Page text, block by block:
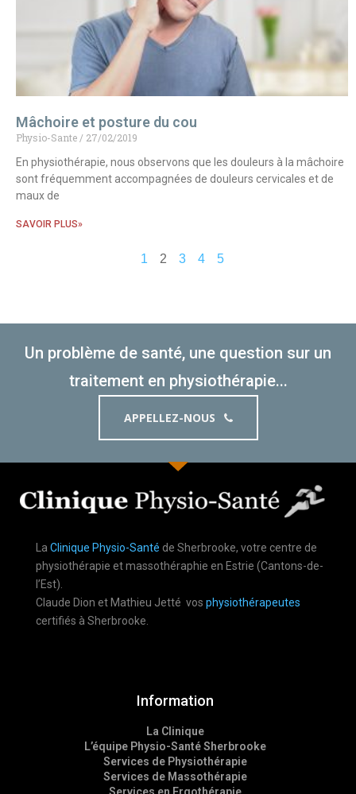
Mâchoire et posture du cou
Physio-Sante
27/02/2019
En physiothérapie, nous observons que les douleurs à la mâchoire
sont fréquemment accompagnées de douleurs cervicales et de
maux de
SAVOIR PLUS»
1 2 3 4 5
Un problème de santé, une question sur un
traitement en physiothérapie...
APPELLEZ-NOUS
La Clinique Physio-Santé de Sherbrooke, votre centre de
physiothérapie et massothéraphie en Estrie (Cantons-de-
l’Est).
Claude Dion et Mathieu Jetté vos physiothérapeutes
certifiés à Sherbrooke.
Information
La Clinique
L’équipe Physio-Santé Sherbrooke
Services de Physiothérapie
Services de Massothérapie